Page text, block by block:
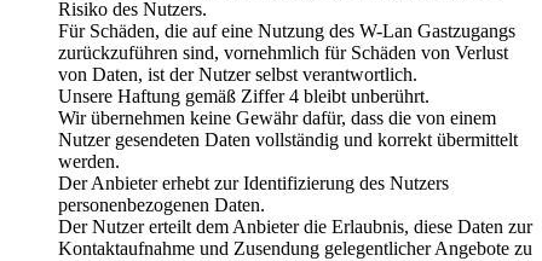
Risiko des Nutzers.
Für Schäden, die auf eine Nutzung des W-Lan Gastzugangs
zurückzuführen sind, vornehmlich für Schäden von Verlust
von Daten, ist der Nutzer selbst verantwortlich.
Unsere Haftung gemäß Ziffer 4 bleibt unberührt.
Wir übernehmen keine Gewähr dafür, dass die von einem
Nutzer gesendeten Daten vollständig und korrekt übermittelt
werden.
Der Anbieter erhebt zur Identifizierung des Nutzers
personenbezogenen Daten.
Der Nutzer erteilt dem Anbieter die Erlaubnis, diese Daten zur
Kontaktaufnahme und Zusendung gelegentlicher Angebote zu